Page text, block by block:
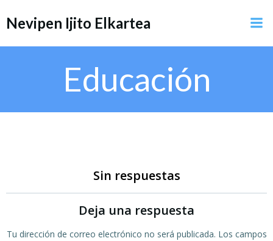
al
Nevipen Ijito Elkartea
Educación
Sin respuestas
Deja una respuesta
Tu dirección de correo electrónico no será publicada. Los campos